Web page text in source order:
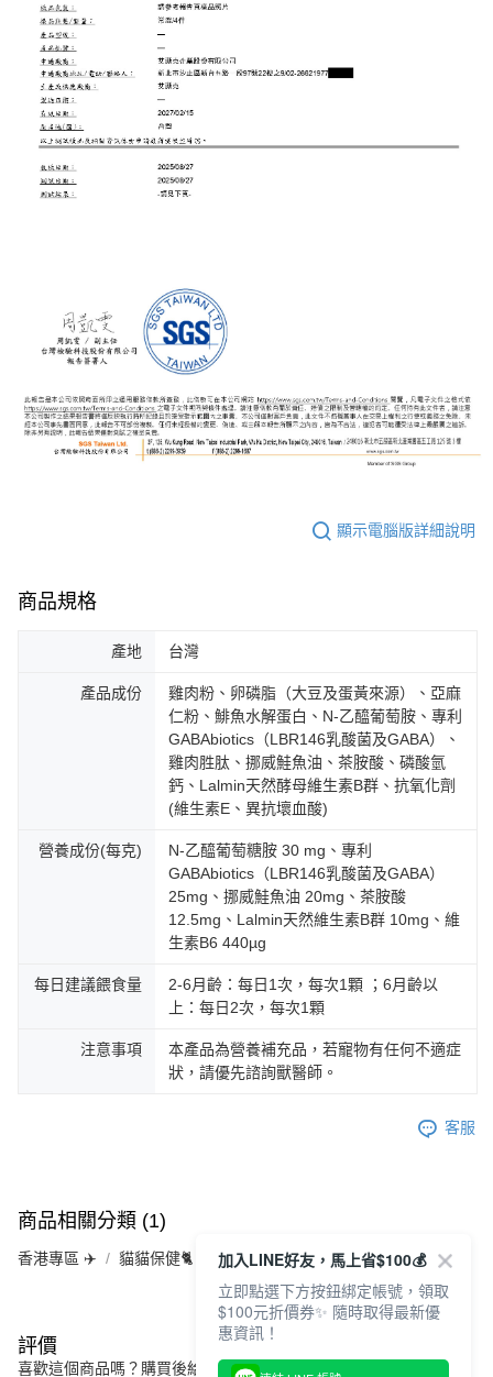
顯示電腦版詳細說明
商品規格
產地 台灣
產品成份
雞肉粉、卵磷脂（大豆及蛋黃來源）、亞麻
仁粉、鯡魚水解蛋白、N-乙醯葡萄胺、專利
GABAbiotics（LBR146乳酸菌及GABA）、
雞肉胜肽、挪威鮭魚油、茶胺酸、磷酸氫
鈣、Lalmin天然酵母維生素B群、抗氧化劑
(維生素E、異抗壞血酸)
營養成份(每克)
N-乙醯葡萄糖胺 30 mg、專利
GABAbiotics（LBR146乳酸菌及GABA）
25mg、挪威鮭魚油 20mg、茶胺酸
12.5mg、Lalmin天然維生素B群 10mg、維
生素B6 440µg
每日建議餵食量
2-6月齡：每日1次，每次1顆 ；6月齡以
上：每日2次，每次1顆
注意事項
本產品為營養補充品，若寵物有任何不適症
狀，請優先諮詢獸醫師。
客服
商品相關分類 (1)
香港專區 ✈️ 貓貓保健🐈
評價
喜歡這個商品嗎？購買後給他一個好評吧
加入LINE好友，馬上省$100💰
立即點選下方按鈕綁定帳號，領取
$100元折價券✨ 隨時取得最新優
惠資訊！